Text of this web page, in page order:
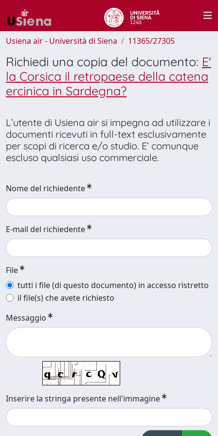
Usiena air - Università di Siena 11365/27305
Richiedi una copia del documento: E'
la Corsica il retropaese della catena
ercinica in Sardegna?
L’utente di Usiena air si impegna ad utilizzare i
documenti ricevuti in full-text esclusivamente
per scopi di ricerca e/o studio. E’ comunque
escluso qualsiasi uso commerciale.
Nome del richiedente
E-mail del richiedente
File
tutti i file (di questo documento) in accesso ristretto
il file(s) che avete richiesto
Messaggio
Inserire la stringa presente nell'immagine